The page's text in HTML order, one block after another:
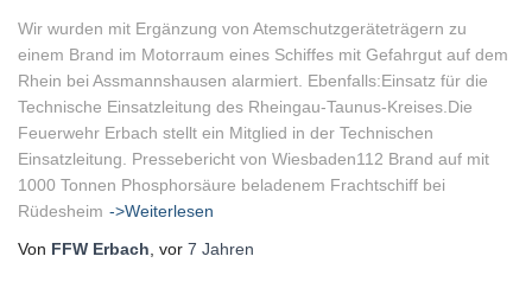
Wir wurden mit Ergänzung von Atemschutzgeräteträgern zu
einem Brand im Motorraum eines Schiffes mit Gefahrgut auf dem
Rhein bei Assmannshausen alarmiert. Ebenfalls:Einsatz für die
Technische Einsatzleitung des Rheingau-Taunus-Kreises.Die
Feuerwehr Erbach stellt ein Mitglied in der Technischen
Einsatzleitung. Pressebericht von Wiesbaden112 Brand auf mit
1000 Tonnen Phosphorsäure beladenem Frachtschiff bei
Rüdesheim ->Weiterlesen
Von FFW Erbach , vor 7 Jahren